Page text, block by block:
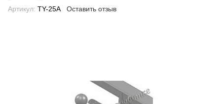
Артикул: TY-25A Оставить отзыв